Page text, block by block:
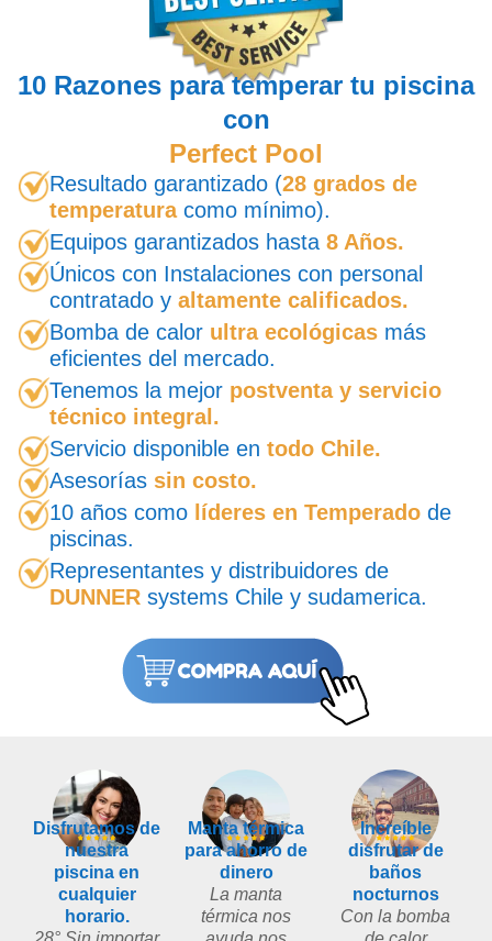
10 Razones para temperar tu piscina
con
Perfect Pool
Resultado garantizado (28 grados de
temperaturacomo mínimo).
Equipos garantizados hasta8 Años.
Únicos con Instalaciones con personal
contratado yaltamente calificados.
Bomba de calor ultra ecológicas más
eficientes del mercado.
Tenemos la mejor postventa y servicio
técnico integral.
Servicio disponible entodo Chile.
Asesorías sin costo.
10 años como líderes en Temperado de
piscinas.
Representantes y distribuidores de
DUNNER systems Chile y sudamerica.
Disfrutamos de
nuestra
piscina en
cualquier
horario.
Manta térmica
para ahorro de
dinero
La manta
térmica nos
Increíble
disfrutar de
baños
nocturnos
Con la bomba